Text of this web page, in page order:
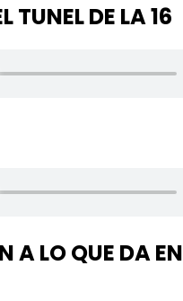
TUNEL DE LA 16
A LO QUE DA EN